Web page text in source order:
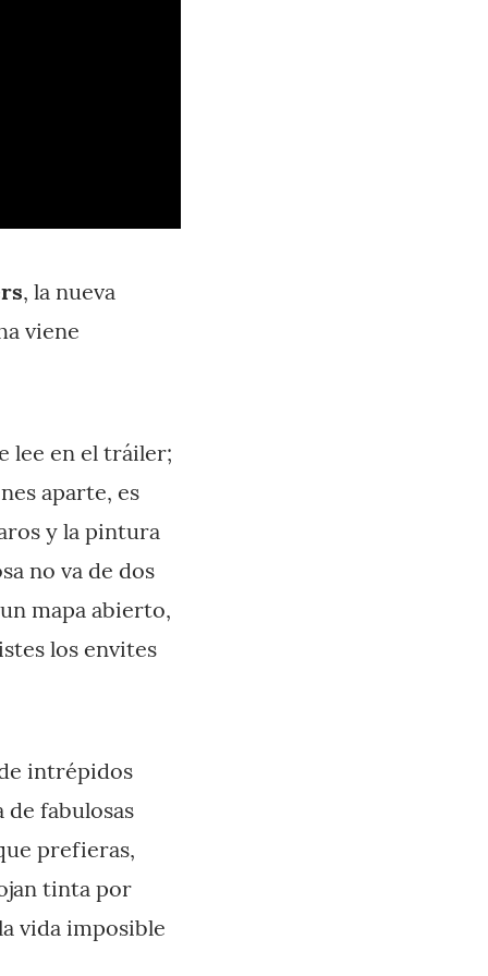
, la nueva
viene
lee en el tráiler;
aparte, es
y la pintura
no va de dos
mapa abierto,
los envites
intrépidos
fabulosas
prefieras,
tinta por
vida imposible